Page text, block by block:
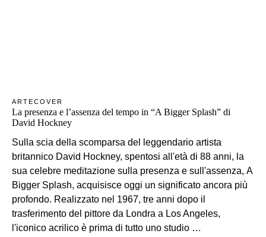
ARTECOVER
La presenza e l’assenza del tempo in “A Bigger Splash” di
David Hockney
Sulla scia della scomparsa del leggendario artista
britannico David Hockney, spentosi all'età di 88 anni, la
sua celebre meditazione sulla presenza e sull'assenza, A
Bigger Splash, acquisisce oggi un significato ancora più
profondo. Realizzato nel 1967, tre anni dopo il
trasferimento del pittore da Londra a Los Angeles,
l'iconico acrilico è prima di tutto uno studio …